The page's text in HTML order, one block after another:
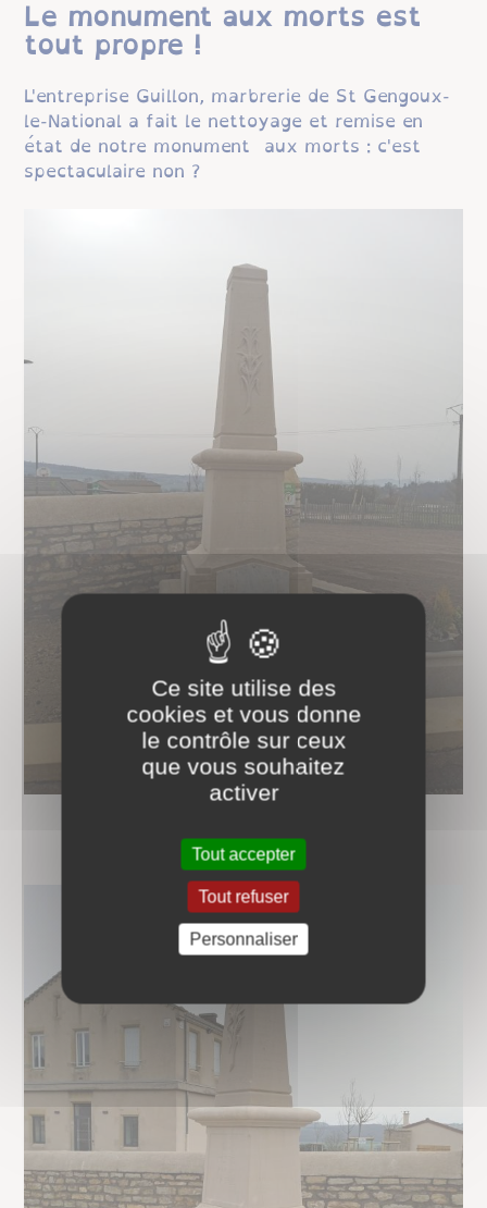
Le monument aux morts est
tout propre !
L'entreprise Guillon, marbrerie de St Gengoux-
le-National a fait le nettoyage et remise en
état de notre monument aux morts : c'est
spectaculaire non ?
Ce site utilise des
cookies et vous donne
le contrôle sur ceux
que vous souhaitez
activer
Tout accepter
Tout refuser
Personnaliser